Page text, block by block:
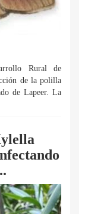
Rural de
de la polilla
de Lapeer. La